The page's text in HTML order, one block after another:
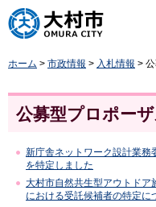
大村市
ホーム > 市政情報 > 入札情報 >
公募型プロポー
新庁舎ネットワーク設計業務
を特定しました
大村市自然共生型アウトドア
における受託候補者の特定に